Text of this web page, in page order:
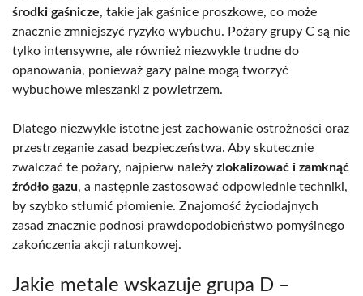
środki gaśnicze, takie jak gaśnice proszkowe, co może
znacznie zmniejszyć ryzyko wybuchu. Pożary grupy C są nie
tylko intensywne, ale również niezwykle trudne do
opanowania, ponieważ gazy palne mogą tworzyć
wybuchowe mieszanki z powietrzem.
Dlatego niezwykle istotne jest zachowanie ostrożności oraz
przestrzeganie zasad bezpieczeństwa. Aby skutecznie
zwalczać te pożary, najpierw należy zlokalizować i zamknąć
źródło gazu, a następnie zastosować odpowiednie techniki,
by szybko stłumić płomienie. Znajomość życiodajnych
zasad znacznie podnosi prawdopodobieństwo pomyślnego
zakończenia akcji ratunkowej.
Jakie metale wskazuje grupa D –